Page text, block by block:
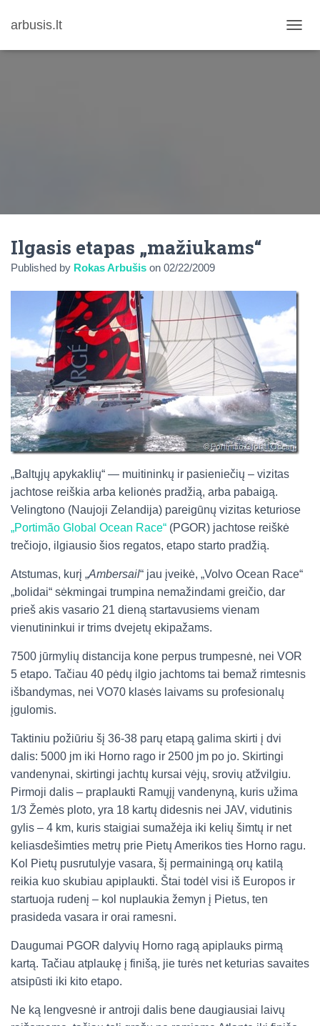
arbusis.lt
O
I
Ilgasis etapas „mažiukams“
Published by Rokas Arbušis on 02/22/2009
„Baltųjų apykaklių“ — muitininkų ir pasieniečių – vizitas
jachtose reiškia arba kelionės pradžią, arba pabaigą.
Velingtono (Naujoji Zelandija) pareigūnų vizitas keturiose
„Portimão Global Ocean Race“ (PGOR) jachtose reiškė
trečiojo, ilgiausio šios regatos, etapo starto pradžią.
Atstumas, kurį „Ambersail“ jau įveikė, „Volvo Ocean Race“
„bolidai“ sėkmingai trumpina nemažindami greičio, dar
prieš akis vasario 21 dieną startavusiems vienam
vienutininkui ir trims dvejetų ekipažams.
7500 jūrmylių distancija kone perpus trumpesnė, nei VOR
5 etapo. Tačiau 40 pėdų ilgio jachtoms tai bemaž rimtesnis
išbandymas, nei VO70 klasės laivams su profesionalų
įgulomis.
Taktiniu požiūriu šį 36-38 parų etapą galima skirti į dvi
dalis: 5000 jm iki Horno rago ir 2500 jm po jo. Skirtingi
vandenynai, skirtingi jachtų kursai vėjų, srovių atžvilgiu.
Pirmoji dalis – praplaukti Ramųjį vandenyną, kuris užima
1/3 Žemės ploto, yra 18 kartų didesnis nei JAV, vidutinis
gylis – 4 km, kuris staigiai sumažėja iki kelių šimtų ir net
keliasdešimties metrų prie Pietų Amerikos ties Horno ragu.
Kol Pietų pusrutulyje vasara, šį permainingą orų katilą
reikia kuo skubiau apiplaukti. Štai todėl visi iš Europos ir
startuoja rudenį – kol nuplaukia žemyn į Pietus, ten
prasideda vasara ir orai ramesni.
Daugumai PGOR dalyvių Horno ragą apiplauks pirmą
kartą. Tačiau atplaukę į finišą, jie turės net keturias savaites
atsipūsti iki kito etapo.
Ne ką lengvesnė ir antroji dalis bene daugiausiai laivų